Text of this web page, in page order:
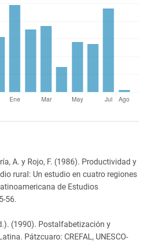
A. y Rojo, F. (1986). Productividad y
rural: Un estudio en cuatro regiones
de Estudios
56.
(1990). Postalfabetización y
Pátzcuaro: CREFAL, UNESCO-